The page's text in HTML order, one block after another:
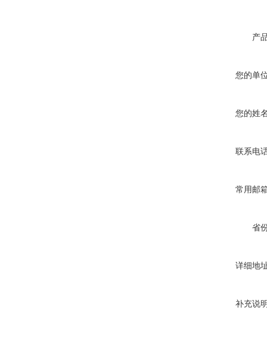
产
您的单
您的姓
联系电
常用邮
省
详细地
补充说